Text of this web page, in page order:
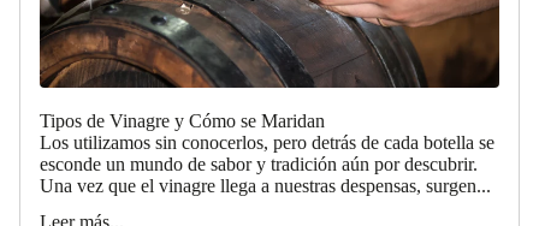
Tipos de Vinagre y Cómo se Maridan
Los utilizamos sin conocerlos, pero detrás de cada botella se
esconde un mundo de sabor y tradición aún por descubrir.
Una vez que el vinagre llega a nuestras despensas, surgen...
Leer más...